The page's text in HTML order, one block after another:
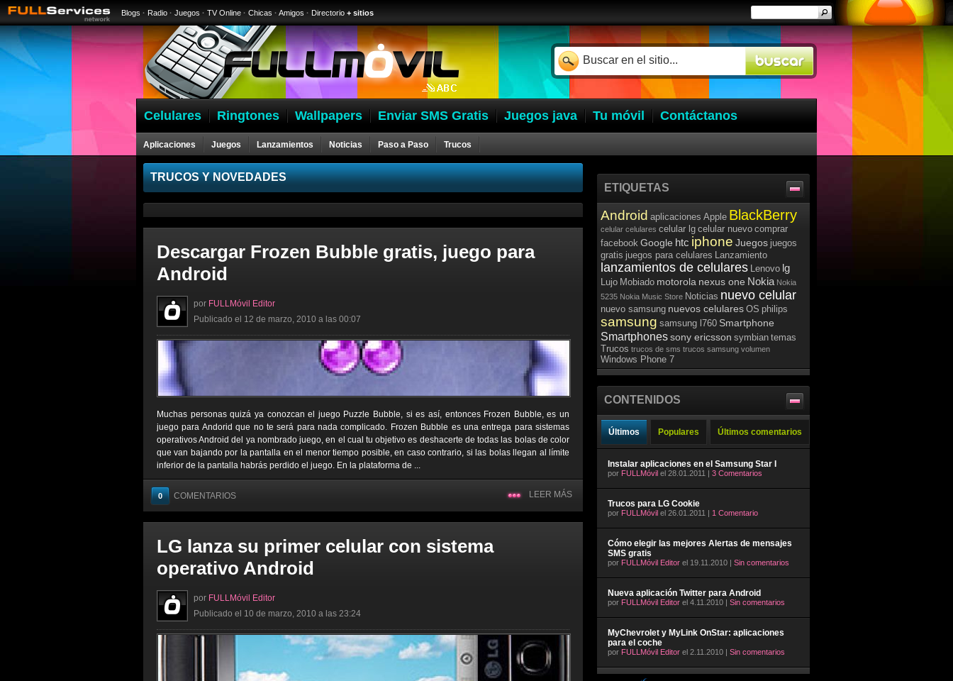
Blogs · Radio · Juegos · TV Online · Chicas · Amigos · Directorio + sitios
Celulares Ringtones Wallpapers Enviar SMS Gratis Juegos java Tu móvil Contáctanos
Aplicaciones Juegos Lanzamientos Noticias Paso a Paso Trucos
Celulares
TRUCOS Y NOVEDADES
Descargar Frozen Bubble gratis, juego para
Android
por FULLMóvil Editor
Publicado el 12 de marzo, 2010 a las 00:07
Muchas personas quizá ya conozcan el juego Puzzle Bubble, si es así, entonces Frozen Bubble, es un
juego para Andorid que no te será para nada complicado. Frozen Bubble es una entrega para sistemas
operativos Android del ya nombrado juego, en el cual tu objetivo es deshacerte de todas las bolas de color
que van bajando por la pantalla en el menor tiempo posible, en caso contrario, si las bolas llegan al límite
inferior de la pantalla habrás perdido el juego. En la plataforma de ...
0 COMENTARIOS LEER MÁS
LG lanza su primer celular con sistema
operativo Android
por FULLMóvil Editor
Publicado el 10 de marzo, 2010 a las 23:24
ETIQUETAS
Android aplicaciones Apple BlackBerry
celular celulares celular lg celular nuevo comprar
facebook Google htc iphone Juegos juegos
gratis juegos para celulares Lanzamiento
lanzamientos de celulares Lenovo lg
Lujo Mobiado motorola nexus one Nokia Nokia
5235 Nokia Music Store Noticias nuevo celular
nuevo samsung nuevos celulares OS philips
samsung samsung l760 Smartphone
Smartphonessony ericsson symbian temas
Trucos trucos de sms trucos samsung volumen
Windows Phone 7
CONTENIDOS
Últimos Populares Últimos comentarios
Instalar aplicaciones en el Samsung Star I
por FULLMóvil el 28.01.2011 | 3 Comentarios
Trucos para LG Cookie
por FULLMóvil el 26.01.2011 | 1 Comentario
Cómo elegir las mejores Alertas de mensajes
SMS gratis
por FULLMóvil Editor el 19.11.2010 | Sin comentarios
Nueva aplicación Twitter para Android
por FULLMóvil Editor el 4.11.2010 | Sin comentarios
MyChevrolet y MyLink OnStar: aplicaciones
para el coche
por FULLMóvil Editor el 2.11.2010 | Sin comentarios